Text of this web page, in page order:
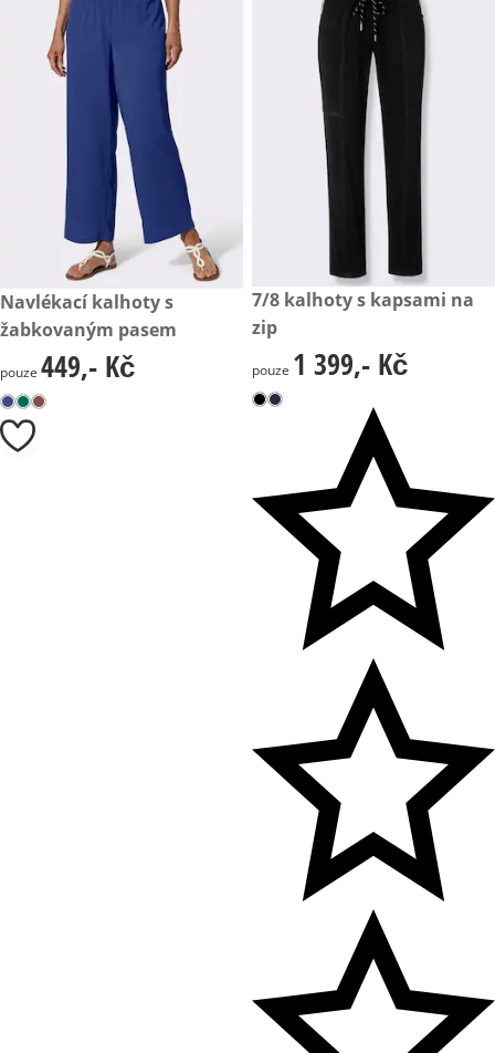
449,- Kč
Navlékací kalhoty s
žabkovaným pasem
449,- Kč
pouze 449,- Kč
1 399,- Kč
7/8 kalhoty s kapsami na
zip
1 399,- Kč
pouze 1 399,- Kč